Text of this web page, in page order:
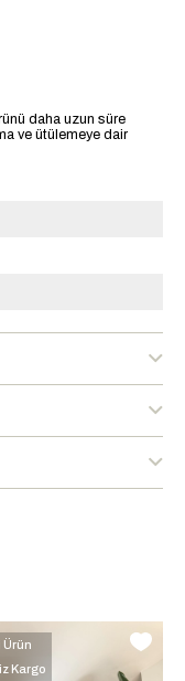
daha uzun süre
ve ütülemeye dair
Ürün
Kargo